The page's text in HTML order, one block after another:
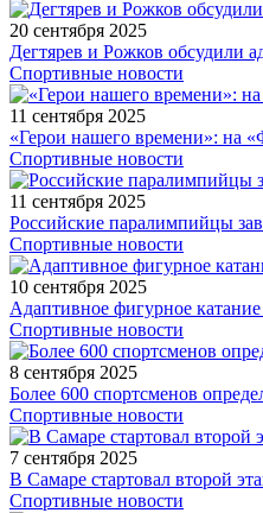
20 сентября 2025
Дегтярев и Рожков обсудили
Спортивные новости
11 сентября 2025
«Герои нашего времени»: на
Спортивные новости
11 сентября 2025
Российские паралимпийцы
Спортивные новости
10 сентября 2025
Адаптивное фигурное
Спортивные новости
8 сентября 2025
Более 600 спортсменов
Спортивные новости
7 сентября 2025
В Самаре стартовал второй
Спортивные новости